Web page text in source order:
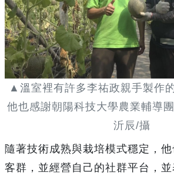
▲溫室裡有許多李祐政親手製作
他也感謝朝陽科技大學農業輔導
沂辰/攝
隨著技術成熟與栽培模式穩定，
客群，並經營自己的社群平台，